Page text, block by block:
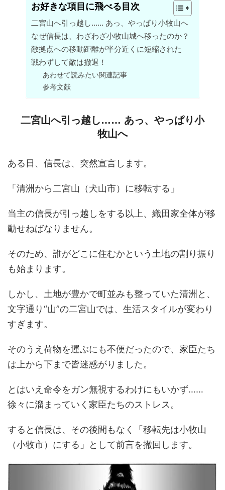
お好きな項目に飛べる目次
二宮山へ引っ越し…… あっ、やっぱり小牧山へ
なぜ信長は、わざわざ小牧山城へ移ったのか？
敵拠点への移動距離が半分近くに短縮された
戦わずして敵は撤退！
あわせて読みたい関連記事
参考文献
二宮山へ引っ越し…… あっ、やっぱり小
牧山へ
ある日、信長は、突然宣言します。
「清洲から二宮山（犬山市）に移転する」
当主の信長が引っ越しをする以上、織田家全体が移
動せねばなりません。
そのため、誰がどこに住むかという土地の割り振り
も始まります。
しかし、土地が豊かで町並みも整っていた清洲と、
文字通り“山”の二宮山では、生活スタイルが変わり
すぎます。
そのうえ荷物を運ぶにも不便だったので、家臣たち
は上から下まで皆迷惑がりました。
とはいえ命令をガン無視するわけにもいかず……
徐々に溜まっていく家臣たちのストレス。
すると信長は、その後間もなく「移転先は小牧山
（小牧市）にする」として前言を撤回します。